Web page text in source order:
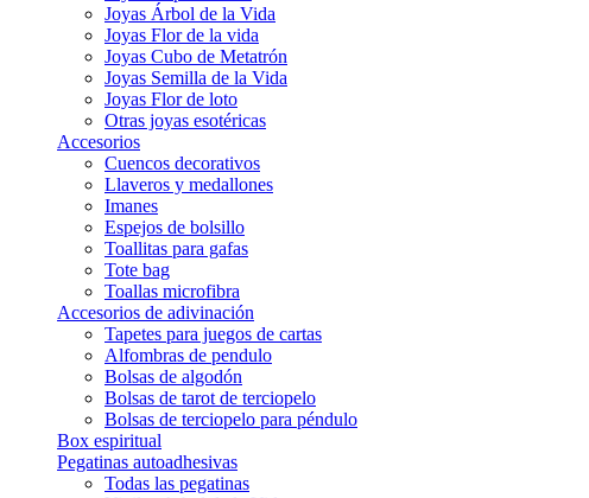
Joyas Árbol de la Vida
Joyas Flor de la vida
Joyas Cubo de Metatrón
Joyas Semilla de la Vida
Joyas Flor de loto
Otras joyas esotéricas
Accesorios
Cuencos decorativos
Llaveros y medallones
Imanes
Espejos de bolsillo
Toallitas para gafas
Tote bag
Toallas microfibra
Accesorios de adivinación
Tapetes para juegos de cartas
Alfombras de pendulo
Bolsas de algodón
Bolsas de tarot de terciopelo
Bolsas de terciopelo para péndulo
Box espiritual
Pegatinas autoadhesivas
Todas las pegatinas